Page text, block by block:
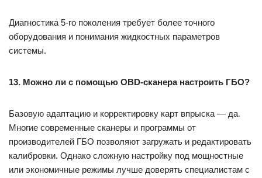
Диагностика 5-го поколения требует более точного
оборудования и понимания жидкостных параметров
системы.
13. Можно ли с помощью OBD-сканера настроить ГБО?
Базовую адаптацию и корректировку карт впрыска — да.
Многие современные сканеры и программы от
производителей ГБО позволяют загружать и редактировать
калибровки. Однако сложную настройку под мощностные
или экономичные режимы лучше доверять специалистам с